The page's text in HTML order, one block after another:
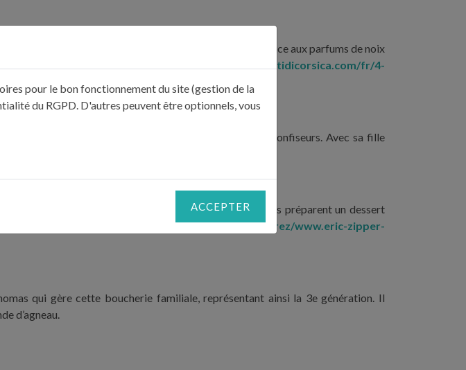
depuis plus de 18 ans son « Oliu d’aliva », une huile douce aux parfums de noix
pourraient dater de l’époque romaine.
www.gustidicorsica.com/fr/4-
dans la droite ligne de ses parents pâtissiers-confiseurs. Avec sa fille
traditionnels de la famille.
pour la cuisine et les recettes alsaciennes. Ensemble, ils préparent un dessert
».
www.baobab-conseil.fr/equipe/emeline-lombrez/www.eric-zipper-
qui gère cette boucherie familiale, représentant ainsi la 3e génération. Il
d’agneau.
pour le bon fonctionnement du site (gestion de la
du RGPD. D'autres peuvent être optionnels, vous
ACCEPTER